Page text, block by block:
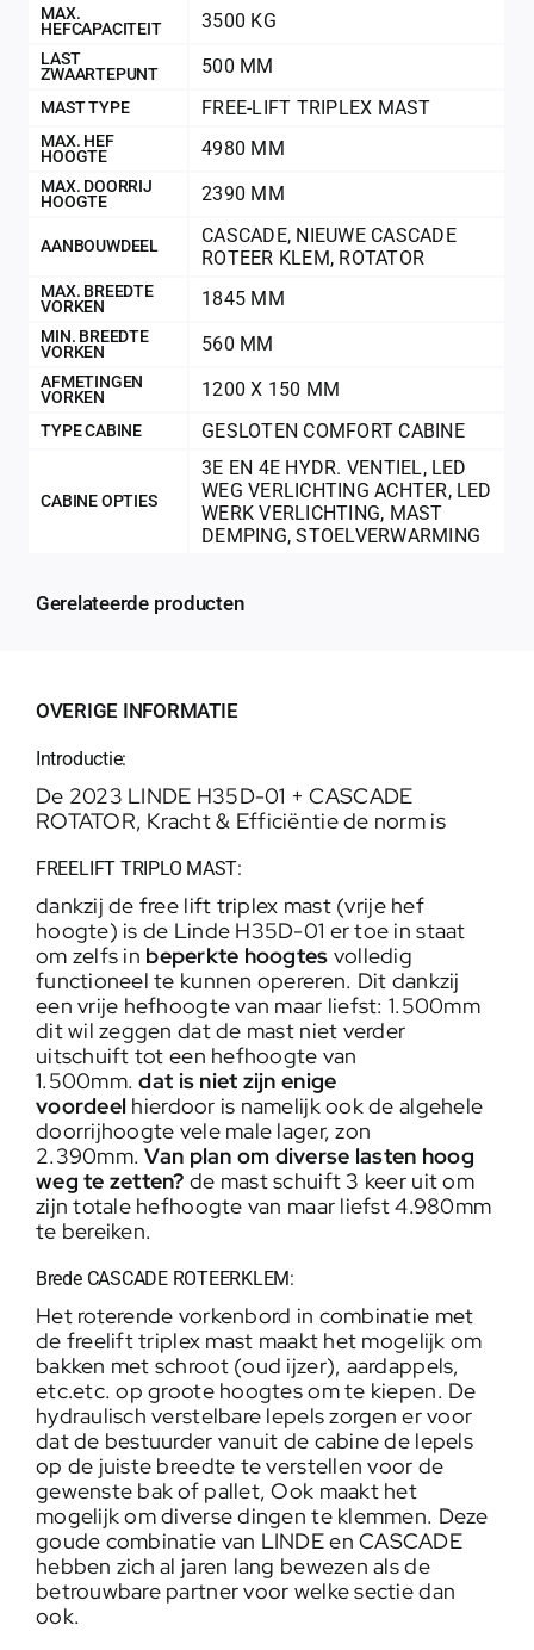
MAX.
HEFCAPACITEIT
3500 KG
LAST
ZWAARTEPUNT
500 MM
MAST TYPE FREE-LIFT TRIPLEX MAST
MAX. HEF
HOOGTE
4980 MM
MAX. DOORRIJ
HOOGTE
2390 MM
AANBOUWDEEL CASCADE, NIEUWE CASCADE
ROTEER KLEM, ROTATOR
MAX. BREEDTE
VORKEN
1845 MM
MIN. BREEDTE
VORKEN
560 MM
AFMETINGEN
VORKEN
1200 X 150 MM
TYPE CABINE GESLOTEN COMFORT CABINE
CABINE OPTIES
3E EN 4E HYDR. VENTIEL, LED
WEG VERLICHTING ACHTER, LED
WERK VERLICHTING, MAST
DEMPING,STOELVERWARMING
Gerelateerde producten
OVERIGE INFORMATIE
Introductie:
De 2023 LINDE H35D-01 + CASCADE
ROTATOR, Kracht & Efficiëntie de norm is
FREELIFT TRIPLO MAST:
dankzij de free lift triplex mast (vrije hef
hoogte) is de Linde H35D-01 er toe in staat
om zelfs in beperkte hoogtes volledig
functioneel te kunnen opereren. Dit dankzij
een vrije hefhoogte van maar liefst: 1.500mm
dit wil zeggen dat de mast niet verder
uitschuift tot een hefhoogte van
1.500mm.dat is niet zijn enige
voordeel hierdoor is namelijk ook de algehele
doorrijhoogte vele male lager, zon
2.390mm.Van plan om diverse lasten hoog
weg te zetten? de mast schuift 3 keer uit om
zijn totale hefhoogte van maar liefst 4.980mm
te bereiken.
Brede CASCADE ROTEERKLEM:
Het roterende vorkenbord in combinatie met
de freelift triplex mast maakt het mogelijk om
bakken met schroot (oud ijzer), aardappels,
etc.etc. op groote hoogtes om te kiepen. De
hydraulisch verstelbare lepels zorgen er voor
dat de bestuurder vanuit de cabine de lepels
op de juiste breedte te verstellen voor de
gewenste bak of pallet, Ook maakt het
mogelijk om diverse dingen te klemmen. Deze
goude combinatie van LINDE en CASCADE
hebben zich al jaren lang bewezen als de
betrouwbare partner voor welke sectie dan
ook.